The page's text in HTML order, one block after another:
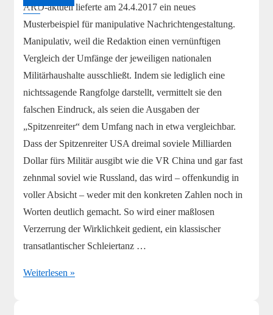
2017
ARD-aktuell lieferte am 24.4.2017 ein neues
Musterbeispiel für manipulative Nachrichtengestaltung.
Manipulativ, weil die Redaktion einen vernünftigen
Vergleich der Umfänge der jeweiligen nationalen
Militärhaushalte ausschließt. Indem sie lediglich eine
nichtssagende Rangfolge darstellt, vermittelt sie den
falschen Eindruck, als seien die Ausgaben der
„Spitzenreiter“ dem Umfang nach in etwa vergleichbar.
Dass der Spitzenreiter USA dreimal soviele Milliarden
Dollar fürs Militär ausgibt wie die VR China und gar fast
zehnmal soviel wie Russland, das wird – offenkundig in
voller Absicht – weder mit den konkreten Zahlen noch in
Worten deutlich gemacht. So wird einer maßlosen
Verzerrung der Wirklichkeit gedient, ein klassischer
transatlantischer Schleiertanz …
Manipulative
Weiterlesen »